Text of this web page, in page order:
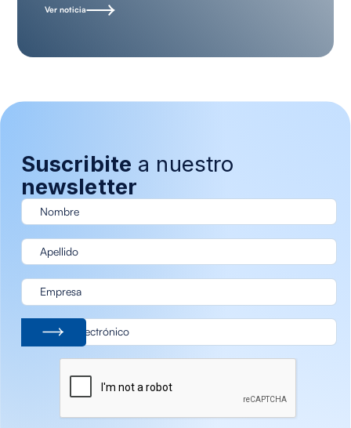
Ver noticia
Suscribite a nuestro
newsletter